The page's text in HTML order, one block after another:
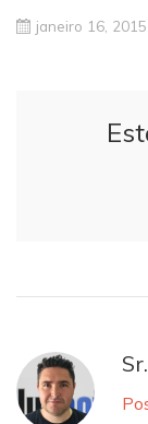
janeiro 16, 2015